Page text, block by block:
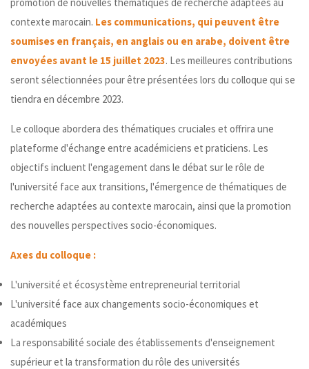
contexte marocain. Les communications, qui peuvent être
soumises en français, en anglais ou en arabe, doivent être
envoyées avant le 15 juillet 2023. Les meilleures contributions
seront sélectionnées pour être présentées lors du colloque qui se
tiendra en décembre 2023.
Le colloque abordera des thématiques cruciales et offrira une
plateforme d'échange entre académiciens et praticiens. Les
objectifs incluent l'engagement dans le débat sur le rôle de
l'université face aux transitions, l'émergence de thématiques de
recherche adaptées au contexte marocain, ainsi que la promotion
des nouvelles perspectives socio-économiques.
Axes du colloque :
L'université et écosystème entrepreneurial territorial
L'université face aux changements socio-économiques et
académiques
La responsabilité sociale des établissements d'enseignement
supérieur et la transformation du rôle des universités